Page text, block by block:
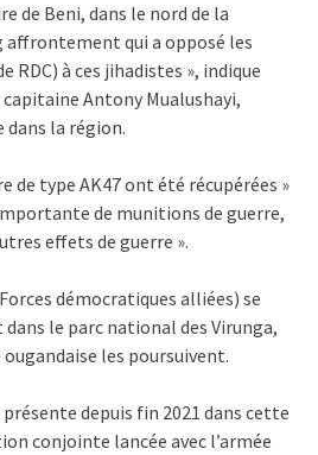
de Beni, dans le nord de la
affrontement qui a opposé les
RDC) à ces jihadistes », indique
Antony Mualushayi,
dans la région.
de type AK47 ont été récupérées »
de munitions de guerre,
effets de guerre ».
démocratiques alliées) se
le parc national des Virunga,
ougandaise les poursuivent.
présente depuis fin 2021 dans cette
conjointe lancée avec l’armée